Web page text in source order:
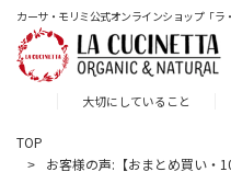
カーサ・モリミ公式オンラインショップ「ラ
大切にしていること
TOP
お客様の声:【おまとめ買い・